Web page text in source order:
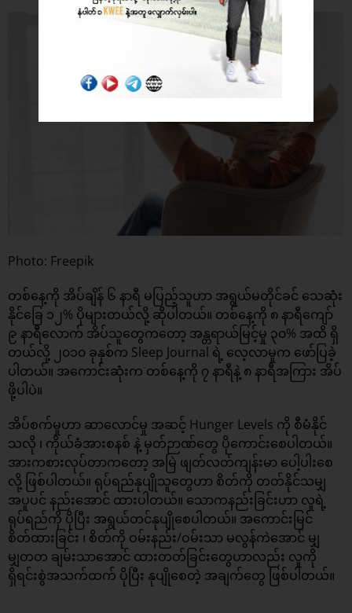
Photo: Freepik
တစ်နေ့ကို အိပ်ချိန် ၆ နာရီ မပြည့်သူဟာ အရွယ်မတိုင်ခင် သေဆုံး
နိုင်ခြေ ၁၂% ပိုများတယ်လို့ ဆိုပါတယ်။ တစ်နေ့ကို ၈ နာရီကျော်
၉ နာရီလောက် အိပ်သူတွေကတော့ အန္တရာယ်မြင့်မှု ၃၀% အထိ ရှိ
တယ်လို့ ၂၀၁၀ ခုနှစ်က Sleep Journal ရဲ့ လေ့လာမှုက ဖော်ပြခဲ့
ပါတယ်။ အကောင်းဆုံးက တစ်နေ့ကို ၇ နာရီနဲ့ ၈ နာရီအကြား အိပ်
ဖို့ပါပဲ။
အိပ်စက်မှုဟာ ဆာလောင်မှု အဆင့် Hunger Levels ကို စီမံနိုင်
သလို ၊ ကိုယ်ခံအားစနစ် နဲ့ မှတ်ဉာဏ်တွေ ပိုကောင်းစေပါတယ်။
အားကစားလုပ်တာကတော့ အမြဲ ဖျတ်လတ်ကျန်းမာ ပေါ့ပါးစေ
လို့ ဖြစ်ပါတယ်။ ရုပ်ရည်နုပျိုသူတွေဟာ စိတ်ကို တတ်နိုင်သမျှ
အပူပင် နည်းအောင် ထားပါတယ်။ သောကနည်းခြင်းဟာ လူရဲ့
ရုပ်ရည်ကို ပိုပြီး အရွယ်တင်နုပျိုစေပါတယ်။ အကောင်းမြင်
စိတ်ထားခြင်း ၊ စိတ်ကို ဝမ်းနည်း/ဝမ်းသာ မလွန်ကဲအောင် မျှ
မျှတတ ချမ်းသာအောင် ထားတတ်ခြင်းတွေဟာလည်း လူကို
ရှိရင်းစွဲအသက်ထက် ပိုပြီး နုပျိုစေတဲ့ အချက်တွေ ဖြစ်ပါတယ်။